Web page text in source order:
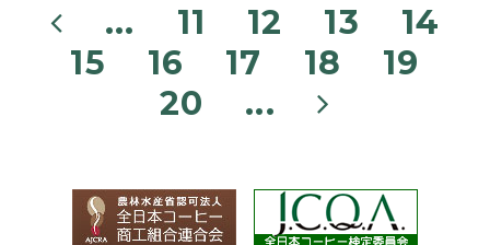
... 11 12 13
14
15
16 17 18
19
20
...